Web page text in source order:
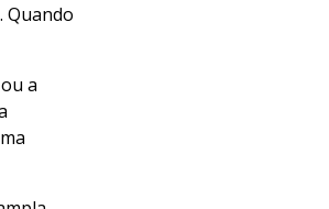
Quando
a